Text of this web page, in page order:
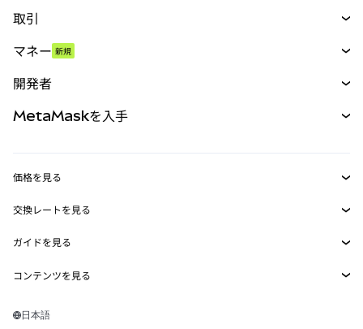
取引
パーペチュアル
RWA
マネー 新規
開発者
MetaMask Connect
Snaps
Web3サービス
MetaMaskを入手
セキュリティ
サポート
キャリア
価格を見る
イーサリアムの価格
Solanaの価格
Tetherの価格
交換レートを見る
ETH→USD
USDT→INR
BTC→INR
ガイドを見る
ETHの購入
コンテンツを見る
Solanaウォレット
日本語